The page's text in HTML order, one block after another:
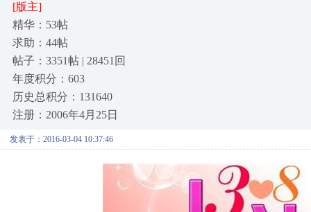
[版主]
精华：53帖
求助：44帖
帖子：3351帖 | 28451回
年度积分：603
历史总积分：131640
注册：2006年4月25日
发表于：2016-03-04 10:37:46